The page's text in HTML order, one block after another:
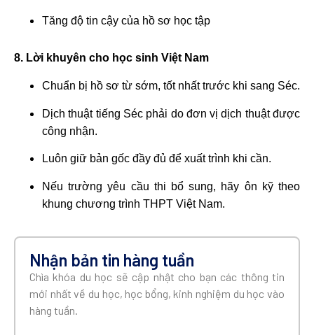
Tăng độ tin cậy của hồ sơ học tập
8. Lời khuyên cho học sinh Việt Nam
Chuẩn bị hồ sơ từ sớm, tốt nhất trước khi sang Séc.
Dịch thuật tiếng Séc phải do đơn vị dịch thuật được
công nhận.
Luôn giữ bản gốc đầy đủ để xuất trình khi cần.
Nếu trường yêu cầu thi bổ sung, hãy ôn kỹ theo
khung chương trình THPT Việt Nam.
Nhận bản tin hàng tuần
Chìa khóa du học sẽ cập nhật cho bạn các thông tin
mới nhất về du học, học bổng, kinh nghiệm du học vào
hàng tuần.